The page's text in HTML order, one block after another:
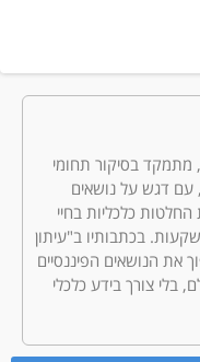
ועורך בכיר ב"עיתון11", מתמקד בסיקור תחומי
עם דגש על נושאים
כלכליות בחיי
בכתבותיו ב"עיתון
את הנושאים הפיננסיים
בלי צורך בידע כלכלי